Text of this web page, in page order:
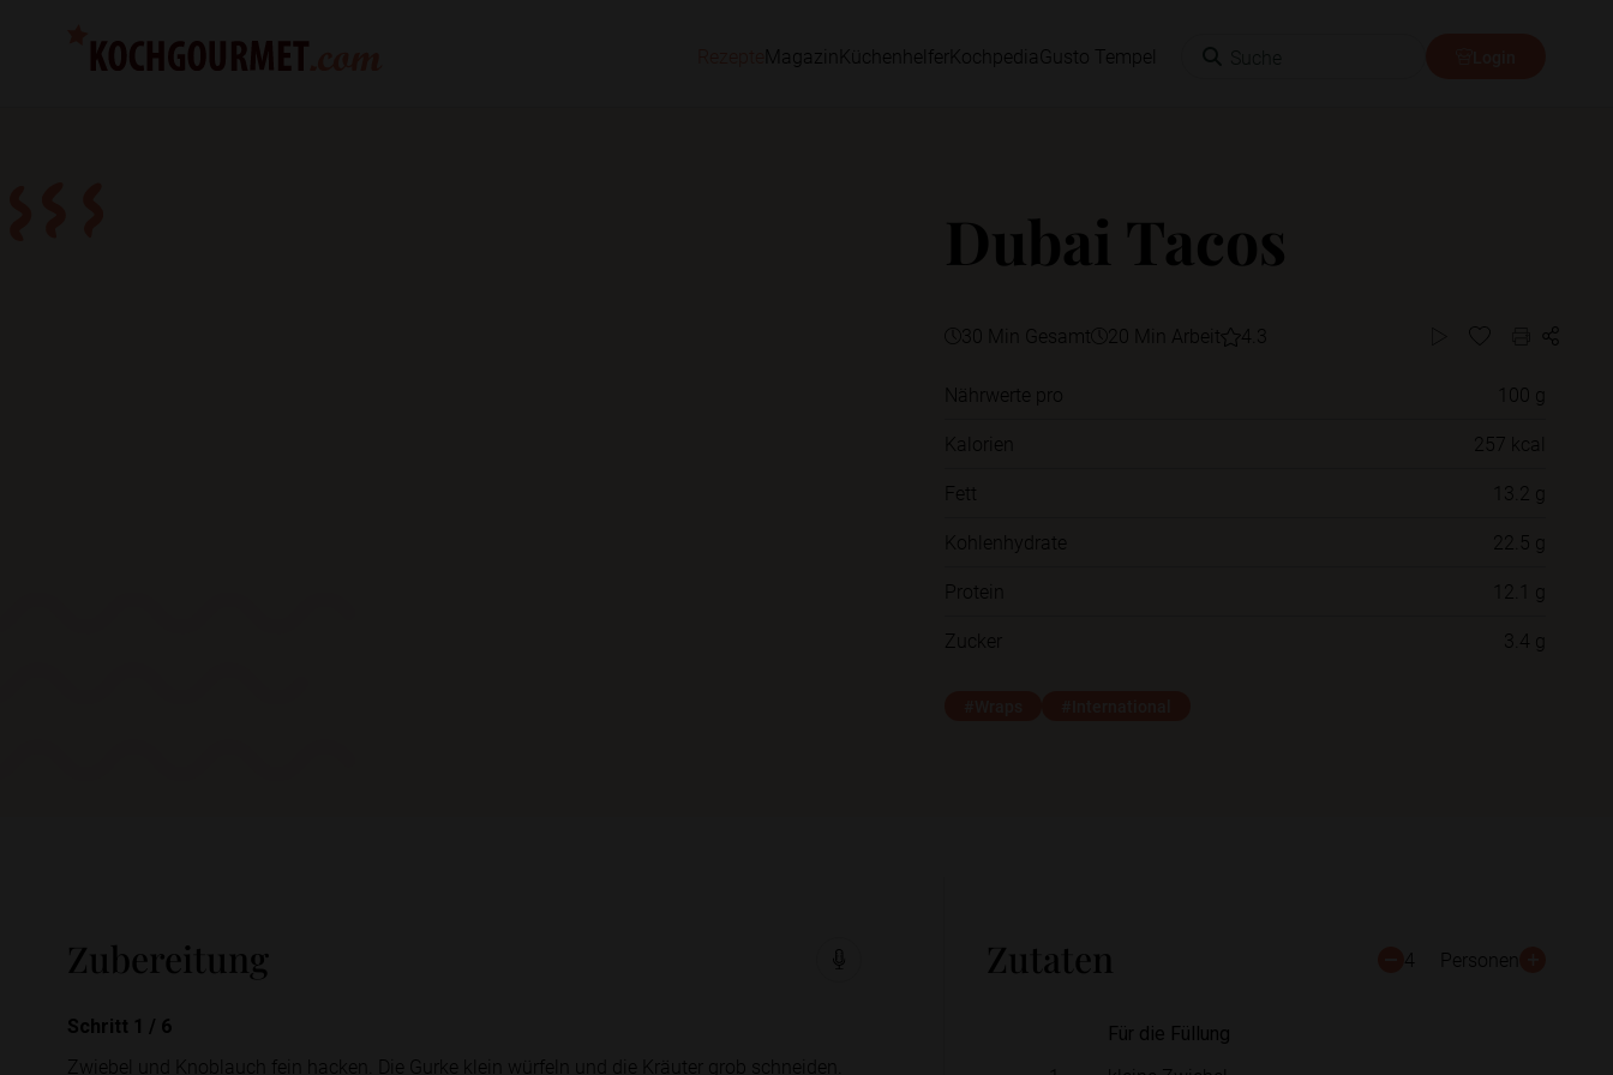
Magazin Küchenhelfer Kochpedia Gusto Tempel
Dubai Tacos
30 Min Gesamt 20 Min Arbeit 4.3
Nährwerte pro
100 g
Kalorien
257 kcal
Fett
13.2 g
Kohlenhydrate
22.5 g
Protein
12.1 g
Zucker
3.4 g
Zutaten 4 Personen
Für die Füllung
Zubereitung
Schritt 1 / 6
Zwiebel und Knoblauch fein hacken. Die Gurke klein würfeln und die Kräuter grob schneiden.